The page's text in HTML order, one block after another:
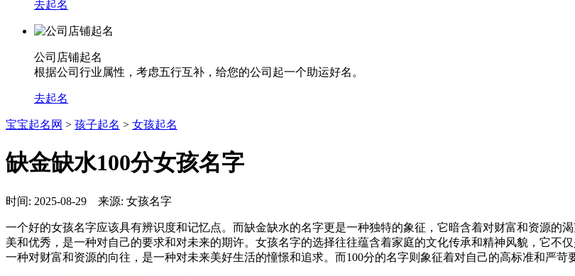
去起名
公司店铺起名
根据公司行业属性，考虑五行互补，给您的公司起一个助运好名。
去起名
宝宝起名网 > 孩子起名 > 女孩起名
缺金缺水100分女孩名字
时间: 2025-08-29 来源: 女孩名字
一个好的女孩名字应该具有辨识度和记忆点。而缺金缺水的名字更是一种独特的象征，它暗含着对财富和资源的
美和优秀，是一种对自己的要求和对未来的期许。女孩名字的选择往往蕴含着家庭的文化传承和精神风貌，它不
一种对财富和资源的向往，是一种对未来美好生活的憧憬和追求。而100分的名字则象征着对自己的高标准和严苛